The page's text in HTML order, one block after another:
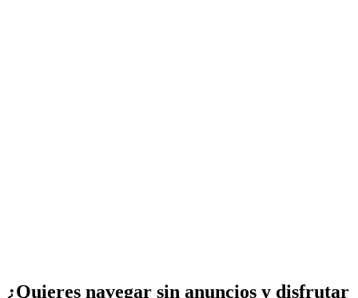
¿Quieres navegar sin anuncios y disfrutar